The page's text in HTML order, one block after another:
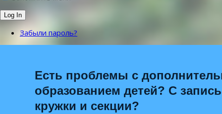
Забыли пароль?
Есть проблемы с
образованием детей? С
кружки и секции?